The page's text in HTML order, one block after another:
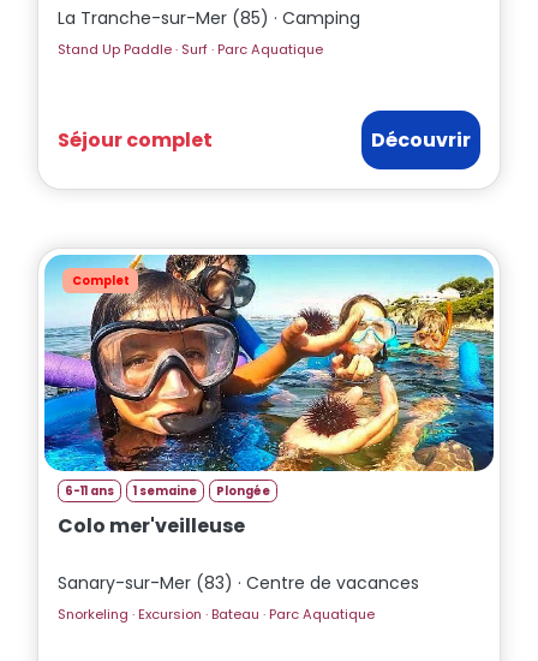
La Tranche-sur-Mer (85) · Camping
Stand Up Paddle · Surf · Parc Aquatique
Séjour complet Découvrir
Complet
6-11 ans 1 semaine Plongée
Colo mer'veilleuse
Sanary-sur-Mer (83) · Centre de vacances
Snorkeling · Excursion · Bateau · Parc Aquatique